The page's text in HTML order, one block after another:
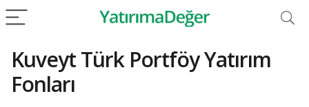
Kuveyt Türk Portföy Yatırım
Fonları